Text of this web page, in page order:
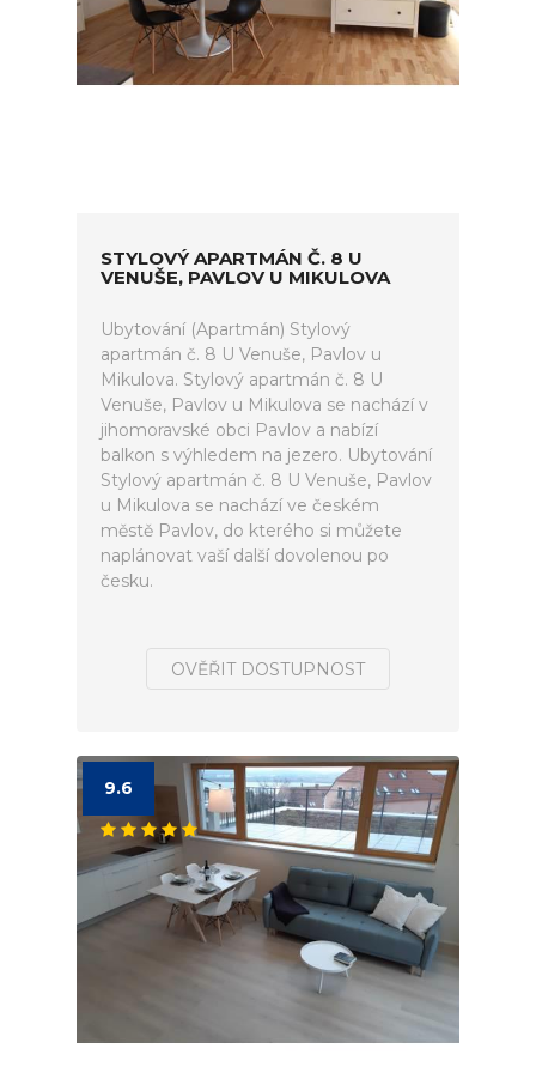
STYLOVÝ APARTMÁN Č. 8 U
VENUŠE, PAVLOV U MIKULOVA
Ubytování (Apartmán) Stylový
apartmán č. 8 U Venuše, Pavlov u
Mikulova. Stylový apartmán č. 8 U
Venuše, Pavlov u Mikulova se nachází v
jihomoravské obci Pavlov a nabízí
balkon s výhledem na jezero. Ubytování
Stylový apartmán č. 8 U Venuše, Pavlov
u Mikulova se nachází ve českém
městě Pavlov, do kterého si můžete
naplánovat vaší další dovolenou po
česku.
OVĚŘIT DOSTUPNOST
9.6